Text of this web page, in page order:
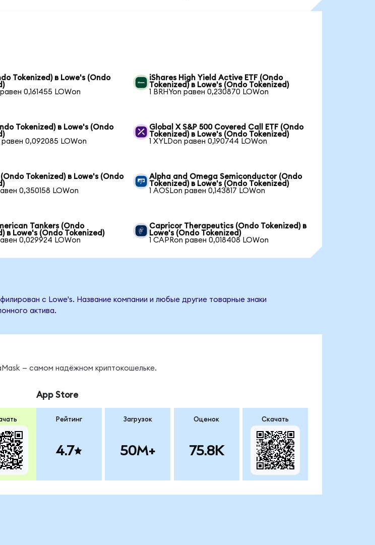
Tokenized) в Lowe's (Ondo
0,161455 LOWon
iShares High Yield Active ETF (Ondo
Tokenized) в Lowe's (Ondo Tokenized)
1 BRHYon равен 0,230870 LOWon
Tokenized) в Lowe's (Ondo
равен 0,092085 LOWon
Global X S&P 500 Covered Call ETF (Ondo
Tokenized) в Lowe's (Ondo Tokenized)
1 XYLDon равен 0,190744 LOWon
Tokenized) в Lowe's (Ondo
0,350158 LOWon
Alpha and Omega Semiconductor (Ondo
Tokenized) в Lowe's (Ondo Tokenized)
1 AOSLon равен 0,143817 LOWon
Tankers (Ondo
в Lowe's (Ondo Tokenized)
0,029924 LOWon
Capricor Therapeutics (Ondo Tokenized) в
Lowe's (Ondo Tokenized)
1 CAPRon равен 0,018408 LOWon
с Lowe's. Название компании и любые другие товарные знаки
актива.
— самом надёжном криптокошельке.
App Store
Рейтинг
4.7
Загрузок
50M+
Оценок
75.8K
Скачать